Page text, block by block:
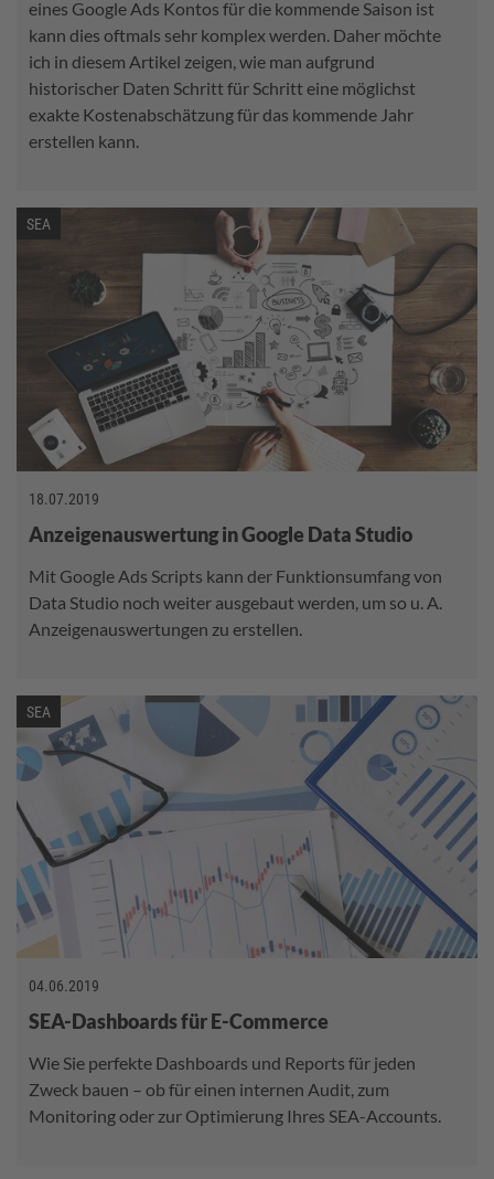
eines Google Ads Kontos für die kommende Saison ist
kann dies oftmals sehr komplex werden. Daher möchte
ich in diesem Artikel zeigen, wie man aufgrund
historischer Daten Schritt für Schritt eine möglichst
exakte Kostenabschätzung für das kommende Jahr
erstellen kann.
SEA
18.07.2019
Anzeigenauswertung in Google Data Studio
Mit Google Ads Scripts kann der Funktionsumfang von
Data Studio noch weiter ausgebaut werden, um so u. A.
Anzeigenauswertungen zu erstellen.
SEA
04.06.2019
SEA-Dashboards für E-Commerce
Wie Sie perfekte Dashboards und Reports für jeden
Zweck bauen – ob für einen internen Audit, zum
Monitoring oder zur Optimierung Ihres SEA-Accounts.